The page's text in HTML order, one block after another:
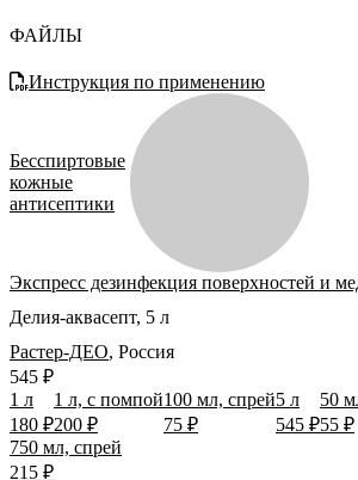
ФАЙЛЫ
Инструкция по применению
Бесспиртовые
кожные
антисептики
Экспресс дезинфекция поверхностей и
Делия-аквасепт, 5 л
Растер-ДЕО, Россия
1 л
180 ₽
1 л, с помпой
200 ₽
100 мл, спрей
75 ₽
5 л
545 ₽
50
55 ₽
750 мл, спрей
215 ₽
545 ₽